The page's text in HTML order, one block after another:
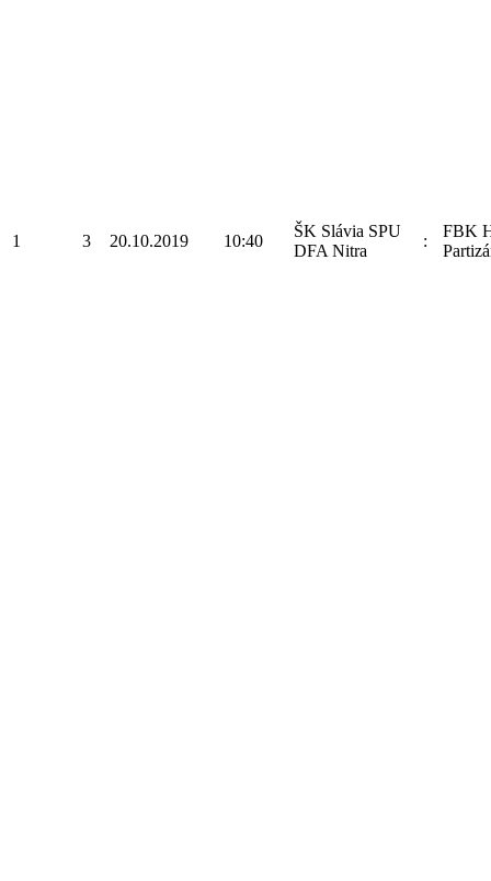
1 3 20.10.2019 10:40
ŠK Slávia SPU
DFA Nitra
:
FBK